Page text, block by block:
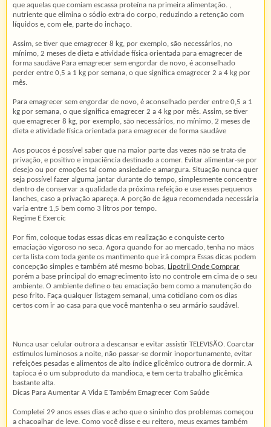
que aquelas que comiam escassa proteína na primeira alimentação. ,
nutriente que elimina o sódio extra do corpo, reduzindo a retenção com
líquidos e, com ele, parte do inchaço.
Assim, se tiver que emagrecer 8 kg, por exemplo, são necessários, no
mínimo, 2 meses de dieta e atividade física orientada para emagrecer de
forma saudáve Para emagrecer sem engordar de novo, é aconselhado
perder entre 0,5 a 1 kg por semana, o que significa emagrecer 2 a 4 kg por
mês.
Para emagrecer sem engordar de novo, é aconselhado perder entre 0,5 a 1
kg por semana, o que significa emagrecer 2 a 4 kg por mês. Assim, se tiver
que emagrecer 8 kg, por exemplo, são necessários, no mínimo, 2 meses de
dieta e atividade física orientada para emagrecer de forma saudáve
Aos poucos é possível saber que na maior parte das vezes não se trata de
privação, e positivo e impaciência destinado a comer. Evitar alimentar-se por
desejo ou por emoções tal como ansiedade e amargura. Situação nunca quer
seja possível fazer alguma jantar durante do tempo, simplesmente concentre
dentro de conservar a qualidade da próxima refeição e use esses pequenos
lanches, caso a privação apareça. A porção de água recomendada necessária
varia entre 1,5 bem como 3 litros por tempo.
Regime E Exercíc
Por fim, coloque todas essas dicas em realização e conquiste certo
emaciação vigoroso no seca. Agora quando for ao mercado, tenha no mãos
certa lista com toda gente os mantimento que irá compra Essas dicas podem
concepção simples e também até mesmo bobas, Lipotril Onde Comprar
porém a base principal do emagrecimento isto no controle em cima de o seu
ambiente. O ambiente define o teu emaciação bem como a manutenção do
peso frito. Faça qualquer listagem semanal, uma cotidiano com os dias
certos com ir ao casa para que você mantenha o seu armário saudável.
Nunca usar celular outrora a descansar e evitar assistir TELEVISÃO. Coarctar
estímulos luminosos a noite, não passar-se dormir inoportunamente, evitar
refeições pesadas e alimentos de alto índice glicêmico outrora de dormir. A
tapioca é o um subproduto da mandioca, e tem certa trabalho glicêmica
bastante alta.
Dicas Para Aumentar A Vida E Também Emagrecer Com Saúde
Completei 29 anos esses dias e acho que o sininho dos problemas começou
a chacoalhar de leve. Como você disse e eu reitero, meus exames também